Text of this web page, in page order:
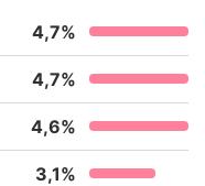
4,7%
4,7%
4,6%
3,1%